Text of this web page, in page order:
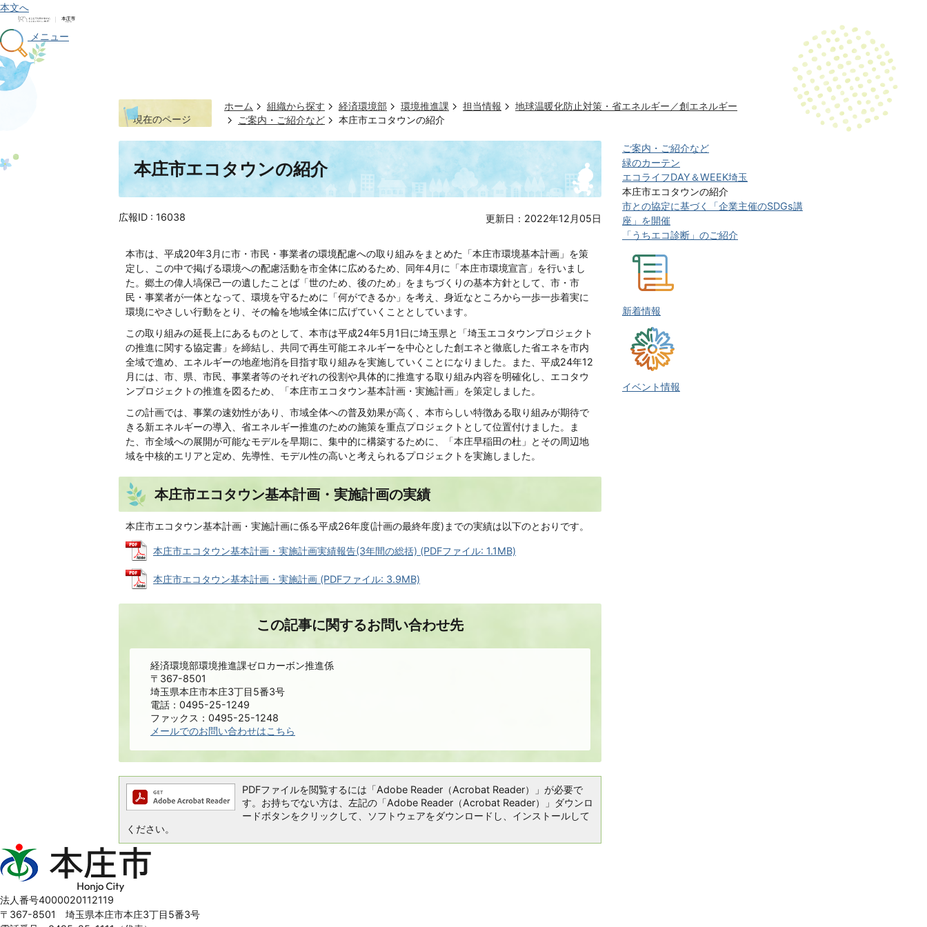
本文へ
メニュー
現在のページ
ホーム 組織から探す 経済環境部 環境推進課 担当情報
地球温暖化防止対策・省エネルギー／創エネルギー
ご案内・ご紹介など
本庄市エコタウンの紹介
本庄市エコタウンの紹介
更新日：2022年12月05日
広報ID : 16038
本市は、平成20年3月に市・市民・事業者の環境配慮への取り組みをまとめた「本庄市環境基本計画」を策
定し、この中で掲げる環境への配慮活動を市全体に広めるため、同年4月に「本庄市環境宣言」を行いまし
た。郷土の偉人塙保己一の遺したことば「世のため、後のため」をまちづくりの基本方針として、市・市
民・事業者が一体となって、環境を守るために「何ができるか」を考え、身近なところから一歩一歩着実に
環境にやさしい行動をとり、その輪を地域全体に広げていくこととしています。
この取り組みの延長上にあるものとして、本市は平成24年5月1日に埼玉県と「埼玉エコタウンプロジェクト
の推進に関する協定書」を締結し、共同で再生可能エネルギーを中心とした創エネと徹底した省エネを市内
全域で進め、エネルギーの地産地消を目指す取り組みを実施していくことになりました。また、平成24年12
月には、市、県、市民、事業者等のそれぞれの役割や具体的に推進する取り組み内容を明確化し、エコタウ
ンプロジェクトの推進を図るため、「本庄市エコタウン基本計画・実施計画」を策定しました。
この計画では、事業の速効性があり、市域全体への普及効果が高く、本市らしい特徴ある取り組みが期待で
きる新エネルギーの導入、省エネルギー推進のための施策を重点プロジェクトとして位置付けました。ま
た、市全域への展開が可能なモデルを早期に、集中的に構築するために、「本庄早稲田の杜」とその周辺地
域を中核的エリアと定め、先導性、モデル性の高いと考えられるプロジェクトを実施しました。
本庄市エコタウン基本計画・実施計画の実績
本庄市エコタウン基本計画・実施計画に係る平成26年度(計画の最終年度)までの実績は以下のとおりです。
本庄市エコタウン基本計画・実施計画実績報告(3年間の総括) (PDFファイル: 1.1MB)
本庄市エコタウン基本計画・実施計画 (PDFファイル: 3.9MB)
この記事に関するお問い合わせ先
経済環境部環境推進課ゼロカーボン推進係
〒367-8501
埼玉県本庄市本庄3丁目5番3号
電話：0495-25-1249
ファックス：0495-25-1248
メールでのお問い合わせはこちら
PDFファイルを閲覧するには「Adobe Reader（Acrobat Reader）」が必要で
す。お持ちでない方は、左記の「Adobe Reader（Acrobat Reader）」ダウンロ
ードボタンをクリックして、ソフトウェアをダウンロードし、インストールして
ください。
ご案内・ご紹介など
緑のカーテン
エコライフDAY＆WEEK埼玉
本庄市エコタウンの紹介
市との協定に基づく「企業主催のSDGs講
座」を開催
「うちエコ診断」のご紹介
新着情報
イベント情報
本
庄
Honjo
City
法人番号4000020112119
〒367-8501 埼玉県本庄市本庄3丁目5番3号